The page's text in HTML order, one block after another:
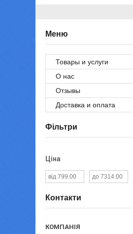
Товары и услуги
О нас
Отзывы
Доставка и оплата
Фільтри
Ціна
Контакти